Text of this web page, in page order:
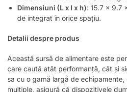
Dimensiuni (L x l x h): 15.7 x 9.7
de integrat în orice spațiu.
Detalii despre produs
Această sursă de alimentare este
care caută atât performanță, cât și
sa cu o gamă largă de
multiple, asigură că dispozitivele